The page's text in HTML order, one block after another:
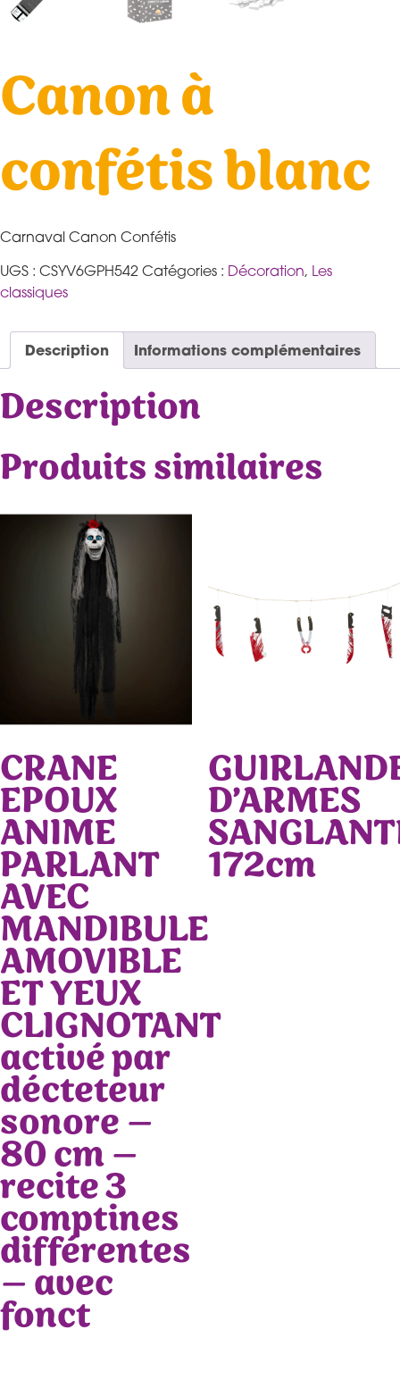
Canon à
confétis blanc
Carnaval Canon Confétis
UGS : CSYV6GPH542 Catégories : Décoration, Les
classiques
Description Informations complémentaires
Description
Produits similaires
CRANE
EPOUX
ANIME
PARLANT
AVEC
MANDIBULE
AMOVIBLE
ET YEUX
CLIGNOTANT
activé par
décteteur
sonore –
80 cm –
recite 3
comptines
différentes
– avec
fonct
D’ARMES
172cm